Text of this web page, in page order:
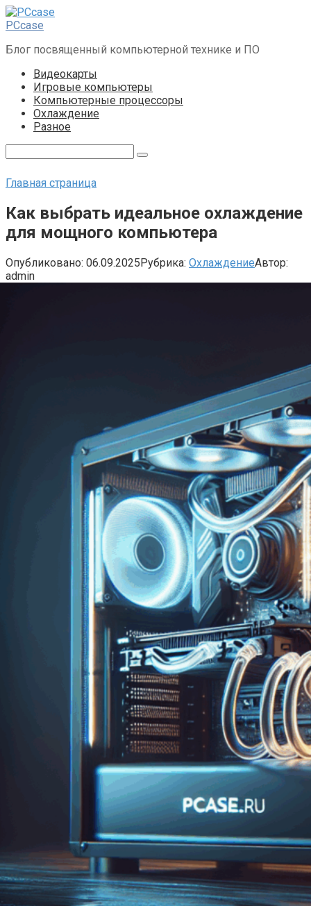
Перейти
к
PCcase
Блог посвященный компьютерной технике и ПО
Видеокарты
Игровые компьютеры
Компьютерные процессоры
Охлаждение
Разное
Главная страница
Как выбрать идеальное охлаждение
для мощного компьютера
Опубликовано: 06.09.2025Рубрика: ОхлаждениеАвтор:
admin